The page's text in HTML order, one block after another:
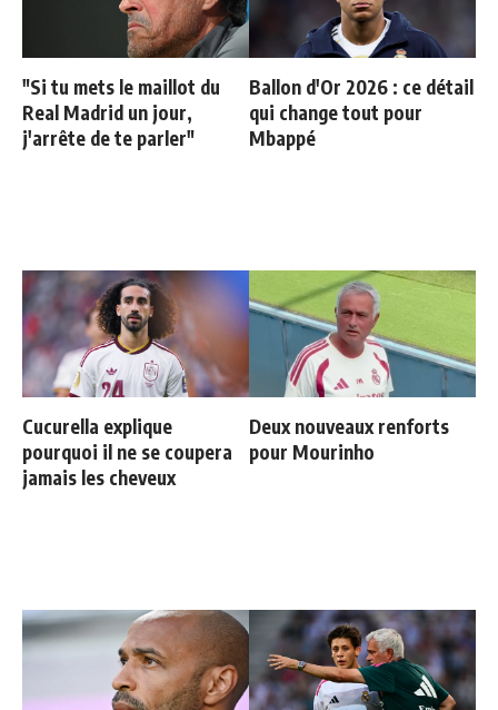
"Si tu mets le maillot du
Real Madrid un jour,
j'arrête de te parler"
Ballon d'Or 2026 : ce détail
qui change tout pour
Mbappé
Cucurella explique
pourquoi il ne se coupera
jamais les cheveux
Deux nouveaux renforts
pour Mourinho